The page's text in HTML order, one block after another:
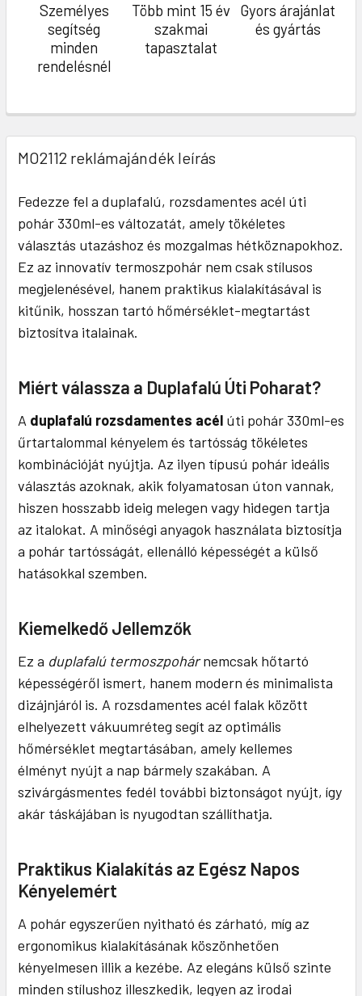
Személyes
segítség
minden
rendelésnél
Több mint 15 év
szakmai
tapasztalat
Gyors árajánlat
és gyártás
MO2112 reklámajándék leírás
Fedezze fel a duplafalú, rozsdamentes acél úti
pohár 330ml-es változatát, amely tökéletes
választás utazáshoz és mozgalmas hétköznapokhoz.
Ez az innovatív termoszpohár nem csak stílusos
megjelenésével, hanem praktikus kialakításával is
kitűnik, hosszan tartó hőmérséklet-megtartást
biztosítva italainak.
Miért válassza a Duplafalú Úti Poharat?
A duplafalú rozsdamentes acél úti pohár 330ml-es
űrtartalommal kényelem és tartósság tökéletes
kombinációját nyújtja. Az ilyen típusú pohár ideális
választás azoknak, akik folyamatosan úton vannak,
hiszen hosszabb ideig melegen vagy hidegen tartja
az italokat. A minőségi anyagok használata biztosítja
a pohár tartósságát, ellenálló képességét a külső
hatásokkal szemben.
Kiemelkedő Jellemzők
Ez a duplafalú termoszpohárnemcsak hőtartó
képességéről ismert, hanem modern és minimalista
dizájnjáról is. A rozsdamentes acél falak között
elhelyezett vákuumréteg segít az optimális
hőmérséklet megtartásában, amely kellemes
élményt nyújt a nap bármely szakában. A
szivárgásmentes fedél további biztonságot nyújt, így
akár táskájában is nyugodtan szállíthatja.
Praktikus Kialakítás az Egész Napos
Kényelemért
A pohár egyszerűen nyitható és zárható, míg az
ergonomikus kialakításának köszönhetően
kényelmesen illik a kezébe. Az elegáns külső szinte
minden stílushoz illeszkedik, legyen az irodai